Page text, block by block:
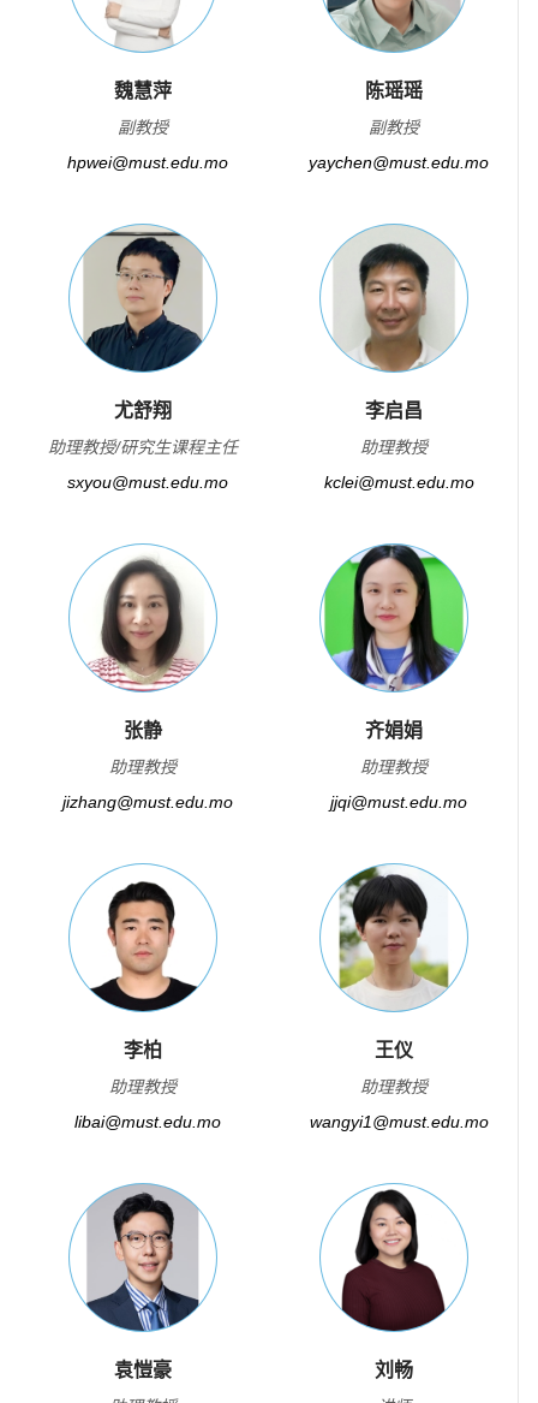
魏慧萍
副教授
hpwei@must.edu.mo
陈瑶瑶
副教授
yaychen@must.edu.mo
尤舒翔
助理教授/研究生课程主任
sxyou@must.edu.mo
李启昌
助理教授
kclei@must.edu.mo
张静
助理教授
jizhang@must.edu.mo
齐娟娟
助理教授
jjqi@must.edu.mo
李柏
助理教授
libai@must.edu.mo
王仪
助理教授
wangyi1@must.edu.mo
袁愷豪 刘畅